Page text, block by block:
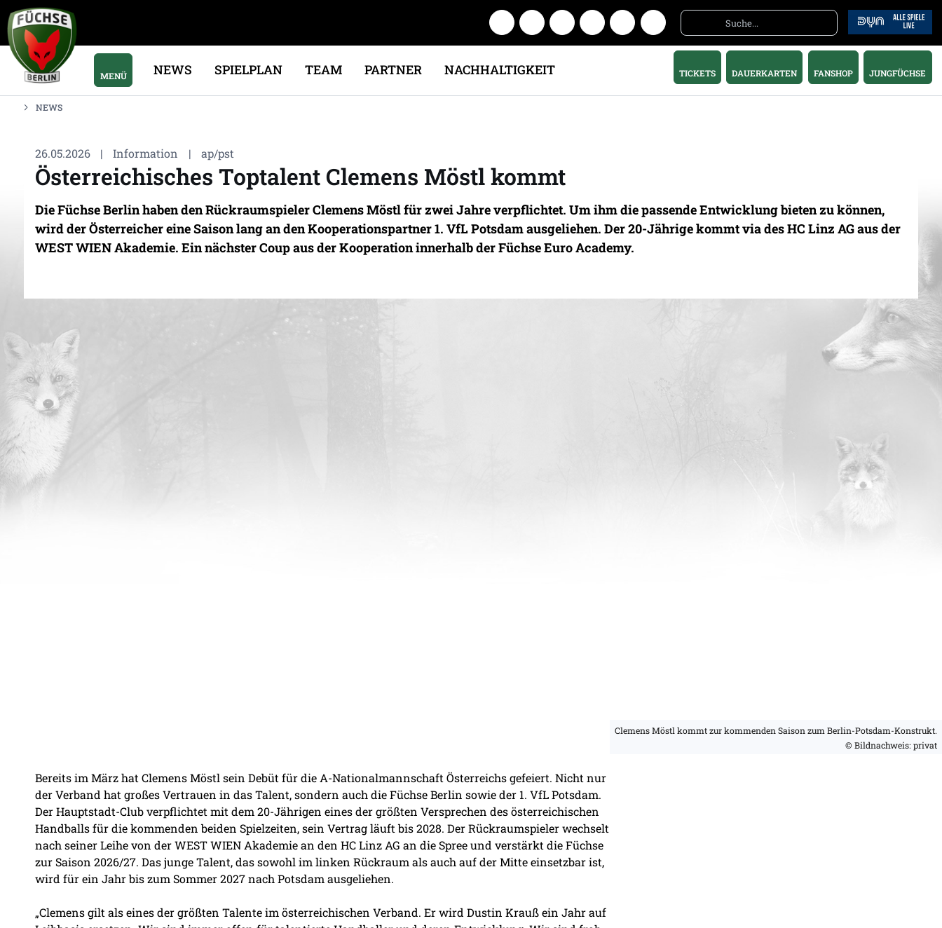
MENÜ NEWS SPIELPLAN TEAM PARTNER NACHHALTIGKEIT TICKETS DAUERKARTEN FANSHOP JUNGFÜCHSE
NEWS
26.05.2026 | Information | ap/pst
Österreichisches Toptalent Clemens Möstl kommt
Die Füchse Berlin haben den Rückraumspieler Clemens Möstl für zwei Jahre verpflichtet. Um ihm die passende Entwicklung bieten zu können,
wird der Österreicher eine Saison lang an den Kooperationspartner 1. VfL Potsdam ausgeliehen. Der 20-Jährige kommt via des HC Linz AG aus der
WEST WIEN Akademie. Ein nächster Coup aus der Kooperation innerhalb der Füchse Euro Academy.
Clemens Möstl kommt zur kommenden Saison zum Berlin-Potsdam-Konstrukt.
© Bildnachweis: privat
Bereits im März hat Clemens Möstl sein Debüt für die A-Nationalmannschaft Österreichs gefeiert. Nicht nur
der Verband hat großes Vertrauen in das Talent, sondern auch die Füchse Berlin sowie der 1. VfL Potsdam.
Der Hauptstadt-Club verpflichtet mit dem 20-Jährigen eines der größten Versprechen des österreichischen
Handballs für die kommenden beiden Spielzeiten, sein Vertrag läuft bis 2028. Der Rückraumspieler wechselt
nach seiner Leihe von der WEST WIEN Akademie an den HC Linz AG an die Spree und verstärkt die Füchse
zur Saison 2026/27. Das junge Talent, das sowohl im linken Rückraum als auch auf der Mitte einsetzbar ist,
wird für ein Jahr bis zum Sommer 2027 nach Potsdam ausgeliehen.
„Clemens gilt als eines der größten Talente im österreichischen Verband. Er wird Dustin Krauß ein Jahr auf